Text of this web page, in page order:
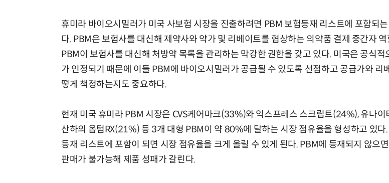
휴미라 바이오시밀러가 미국 사보험 시장을 진출하려면 PBM 보험등재 리스트에 포함되
다. PBM은 보험사를 대신해 제약사와 약가 및 리베이트를 협상하는 의약품 결제 중간자
PBM이 보험사를 대신해 처방약 목록을 관리하는 막강한 권한을 갖고 있다. 미국은 공식적
가 인정되기 때문에 이들 PBM에 바이오시밀러가 공급될 수 있도록 선점하고 공급가와 리
떻게 책정하는지도 중요하다.
현재 미국 휴미라 PBM 시장은 CVS케어마크(33%)와 익스프레스 스크립트(24%), 유나이
산하의 옵텀RX(21%) 등 3개 대형 PBM이 약 80%에 달하는 시장 점유율을 형성하고 있다
등재 리스트에 포함이 되면 시장 점유율을 크게 올릴 수 있게 된다. PBM에 등재되지 않으
판매가 불가능해 제품 성패가 갈린다.
“계속 쫓아왔다”…도망치던 우크라 민간인 공격한 러 자폭 드론